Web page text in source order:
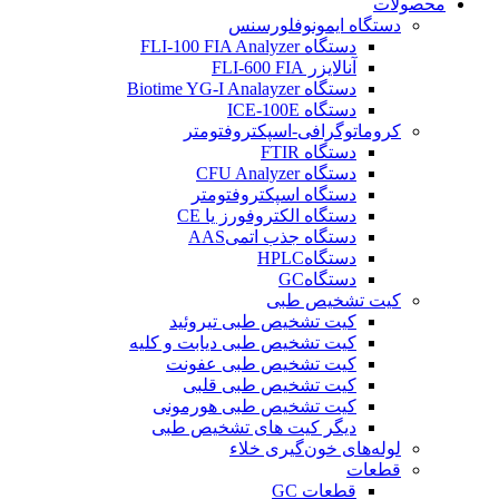
محصولات
دستگاه ایمونوفلورسنس
دستگاه FLI-100 FIA Analyzer
آنالایزر FLI-600 FIA
دستگاه Biotime YG-I Analayzer
دستگاه ICE-100E
کروماتوگرافی-اسپکتروفتومتر
دستگاه FTIR
دستگاه CFU Analyzer
دستگاه اسپکتروفتومتر
دستگاه الکتروفورز یا CE
دستگاه جذب اتمیAAS
دستگاهHPLC
دستگاهGC
کیت تشخیص طبی
کیت تشخیص طبی تيروئيد
کیت تشخیص طبی دیابت و کلیه
کیت تشخیص طبی عفونت
کیت تشخیص طبی قلبی
کیت تشخیص طبی هورمونی
دیگر کیت های تشخیص طبی
لوله‌های خون‌گیری خلاء
قطعات
قطعات GC